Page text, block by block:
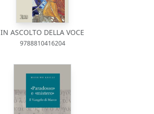
IN ASCOLTO DELLA VOCE
9788810416204